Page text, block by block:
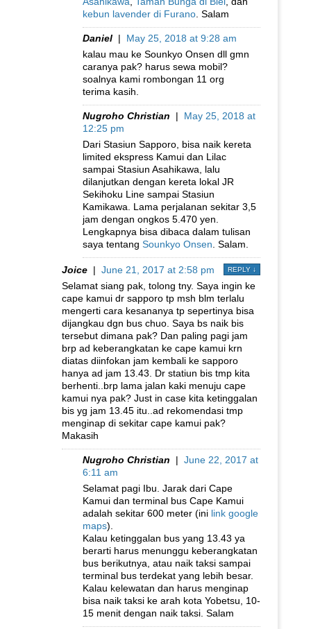
kebun lavender di Furano . Salam
Daniel | May 25, 2018 at 9:28 am
kalau mau ke Sounkyo Onsen dll gmn
caranya pak? harus sewa mobil?
soalnya kami rombongan 11 org
terima kasih.
Nugroho Christian | May 25, 2018 at
12:25 pm
Dari Stasiun Sapporo, bisa naik kereta
limited ekspress Kamui dan Lilac
sampai Stasiun Asahikawa, lalu
dilanjutkan dengan kereta lokal JR
Sekihoku Line sampai Stasiun
Kamikawa. Lama perjalanan sekitar 3,5
jam dengan ongkos 5.470 yen.
Lengkapnya bisa dibaca dalam tulisan
saya tentang Sounkyo Onsen . Salam.
Joice | June 21, 2017 at 2:58 pm REPLY ↓
Selamat siang pak, tolong tny. Saya ingin ke
cape kamui dr sapporo tp msh blm terlalu
mengerti cara kesananya tp sepertinya bisa
dijangkau dgn bus chuo. Saya bs naik bis
tersebut dimana pak? Dan paling pagi jam
brp ad keberangkatan ke cape kamui krn
diatas diinfokan jam kembali ke sapporo
hanya ad jam 13.43. Dr statiun bis tmp kita
berhenti..brp lama jalan kaki menuju cape
kamui nya pak? Just in case kita ketinggalan
bis yg jam 13.45 itu..ad rekomendasi tmp
menginap di sekitar cape kamui pak?
Makasih
Nugroho Christian | June 22, 2017 at
6:11 am
Selamat pagi Ibu. Jarak dari Cape
Kamui dan terminal bus Cape Kamui
adalah sekitar 600 meter (ini link google
maps).
Kalau ketinggalan bus yang 13.43 ya
berarti harus menunggu keberangkatan
bus berikutnya, atau naik taksi sampai
terminal bus terdekat yang lebih besar.
Kalau kelewatan dan harus menginap
bisa naik taksi ke arah kota Yobetsu, 10-
15 menit dengan naik taksi. Salam